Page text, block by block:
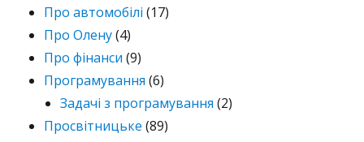
Про автомобілі (17)
Про Олену(4)
Про фінанси (9)
Програмування (6)
Задачі з програмування (2)
Просвітницьке (89)